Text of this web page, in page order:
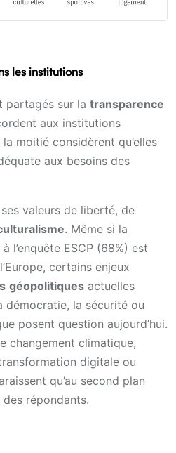
les institutions
partagés sur la transparence
aux institutions
moitié considèrent qu’elles
aux besoins des
valeurs de liberté, de
. Même si la
l’enquête ESCP (68%) est
certains enjeux
géopolitiques actuelles
démocratie, la sécurité ou
posent question aujourd’hui.
changement climatique,
digitale ou
qu’au second plan
répondants.